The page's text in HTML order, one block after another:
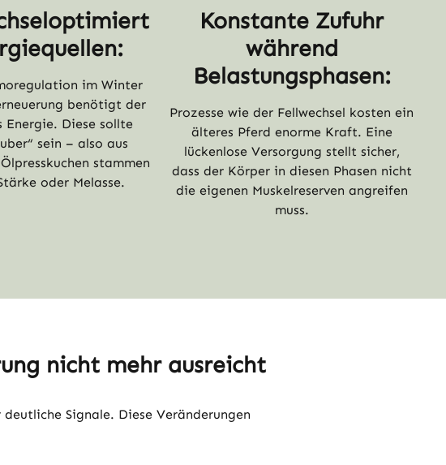
im Winter
benötigt der
Energie. Diese sollte
sein – also aus
stammen
oder Melasse.
Konstante Zufuhr
während
Belastungsphasen:
Prozesse wie der Fellwechsel kosten ein
älteres Pferd enorme Kraft. Eine
lückenlose Versorgung stellt sicher,
dass der Körper in diesen Phasen nicht
die eigenen Muskelreserven angreifen
muss.
nicht mehr ausreicht
Signale. Diese Veränderungen